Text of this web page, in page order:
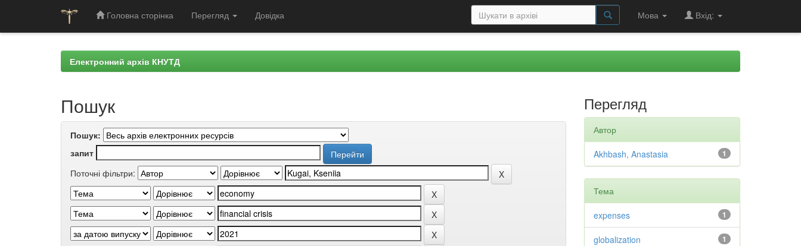
Головна сторінка Перегляд Довідка Мова Вхід:
Електронний архів КНУТД
Пошук
Пошук:
запит
Поточні фільтри:
Перегляд
Автор
1
Akhbash, Anastasia
Тема
1
expenses
1
globalization